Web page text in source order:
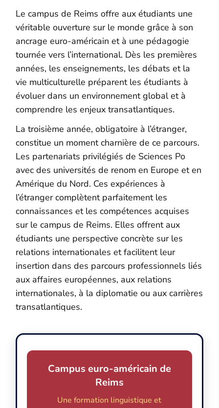
Le campus de Reims offre aux étudiants une
véritable ouverture sur le monde grâce à son
ancrage euro-américain et à une pédagogie
tournée vers l’international. Dès les premières
années, les enseignements, les débats et la
vie multiculturelle préparent les étudiants à
évoluer dans un environnement global et à
comprendre les enjeux transatlantiques.
La troisième année, obligatoire à l’étranger,
constitue un moment charnière de ce parcours.
Les partenariats privilégiés de Sciences Po
avec des universités de renom en Europe et en
Amérique du Nord. Ces expériences à
l’étranger complètent parfaitement les
connaissances et les compétences acquises
sur le campus de Reims. Elles offrent aux
étudiants une perspective concrète sur les
relations internationales et facilitent leur
insertion dans des parcours professionnels liés
aux affaires européennes, aux relations
internationales, à la diplomatie ou aux carrières
transatlantiques.
Campus euro-américain de
Reims
Une formation linguistique et